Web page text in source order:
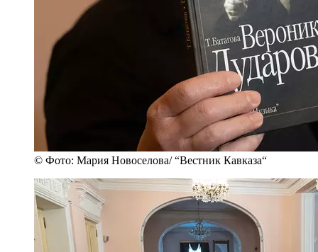
© Фото: Мария Новоселова/ “Вестник Кавказа“